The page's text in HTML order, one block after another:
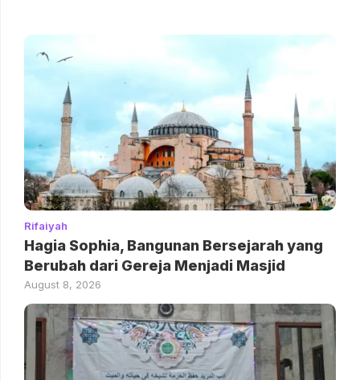
Rifaiyah
Hagia Sophia, Bangunan Bersejarah yang
Berubah dari Gereja Menjadi Masjid
August 8, 2026